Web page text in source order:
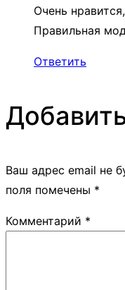
Очень
Правильная
Ответить
Ваш адрес email не
поля помечены *
Комментарий *